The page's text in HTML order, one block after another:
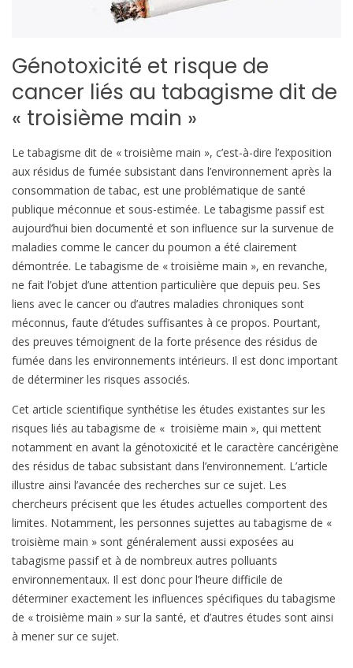
Génotoxicité et risque de
cancer liés au tabagisme dit de
« troisième main »
Le tabagisme dit de « troisième main », c’est-à-dire l’exposition
aux résidus de fumée subsistant dans l’environnement après la
consommation de tabac, est une problématique de santé
publique méconnue et sous-estimée. Le tabagisme passif est
aujourd’hui bien documenté et son influence sur la survenue de
maladies comme le cancer du poumon a été clairement
démontrée. Le tabagisme de « troisième main », en revanche,
ne fait l’objet d’une attention particulière que depuis peu. Ses
liens avec le cancer ou d’autres maladies chroniques sont
méconnus, faute d’études suffisantes à ce propos. Pourtant,
des preuves témoignent de la forte présence des résidus de
fumée dans les environnements intérieurs. Il est donc important
de déterminer les risques associés.
Cet article scientifique synthétise les études existantes sur les
risques liés au tabagisme de « troisième main », qui mettent
notamment en avant la génotoxicité et le caractère cancérigène
des résidus de tabac subsistant dans l’environnement. L’article
illustre ainsi l’avancée des recherches sur ce sujet. Les
chercheurs précisent que les études actuelles comportent des
limites. Notamment, les personnes sujettes au tabagisme de «
troisième main » sont généralement aussi exposées au
tabagisme passif et à de nombreux autres polluants
environnementaux. Il est donc pour l’heure difficile de
déterminer exactement les influences spécifiques du tabagisme
de « troisième main » sur la santé, et d’autres études sont ainsi
à mener sur ce sujet.